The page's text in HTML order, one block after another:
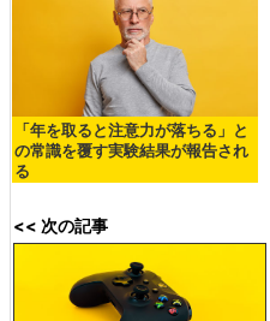
「年を取ると注意力が落ちる」と
の常識を覆す実験結果が報告され
る
<< 次の記事